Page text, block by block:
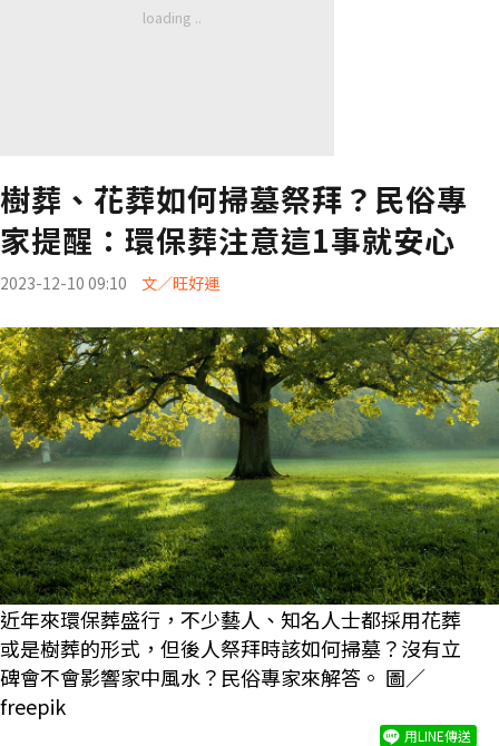
樹葬、花葬如何掃墓祭拜？民俗專
家提醒：環保葬注意這1事就安心
2023-12-10 09:10 文／旺好運
近年來環保葬盛行，不少藝人、知名人士都採用花葬
或是樹葬的形式，但後人祭拜時該如何掃墓？沒有立
碑會不會影響家中風水？民俗專家來解答。 圖／
freepik
用LINE傳送